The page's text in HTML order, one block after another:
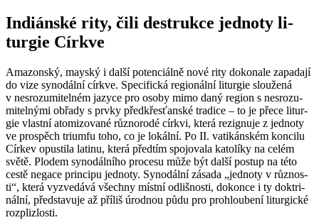
In­di­án­ské rity, čili de­struk­ce jed­no­ty li­
tur­gie Církve
Ama­zon­ský, ma­yský i další po­ten­ci­ál­ně nové rity do­ko­na­le za­pa­da­jí
do vize sy­no­dál­ní církve. Spe­ci­fic­ká re­gi­o­nál­ní li­tur­gie slou­že­ná
v ne­sro­zu­mi­tel­ném ja­zy­ce pro osoby mimo daný re­gi­on s ne­sro­zu­
mi­tel­ný­mi ob­řa­dy s prvky před­křes­ťan­ské tra­di­ce – to je přece li­tur­
gie vlast­ní ato­mi­zo­va­né růz­no­ro­dé církvi, která re­zig­nu­je z jed­no­ty
ve pro­spěch tri­um­fu toho, co je lo­kál­ní. Po II. va­ti­kán­ském kon­ci­lu
Cír­kev opus­ti­la la­ti­nu, která před­tím spo­jo­va­la ka­to­lí­ky na celém
světě. Plo­dem sy­no­dál­ní­ho pro­ce­su může být další po­stup na této
cestě ne­ga­ce prin­ci­pu jed­no­ty. Sy­no­dál­ní zá­sa­da „jed­no­ty v růz­nos­
ti“, která vy­zve­dá­vá všech­ny míst­ní od­liš­nos­ti, do­kon­ce i ty dok­tri­
nál­ní, před­sta­vu­je až pří­liš úrod­nou půdu pro pro­hlou­be­ní li­tur­gic­ké
roz­pliz­los­ti.